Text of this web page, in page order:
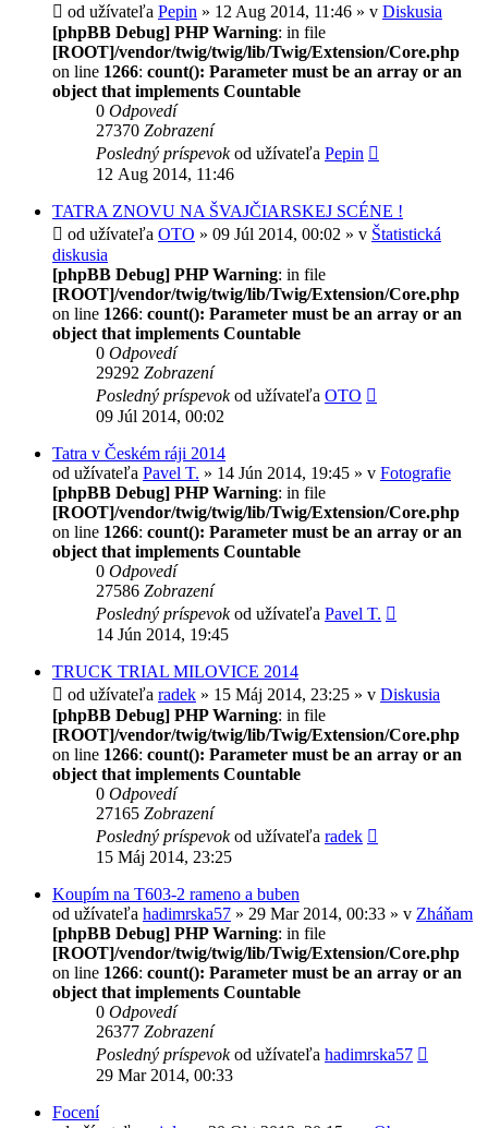
od užívateľa Pepin » 12 Aug 2014, 11:46 » v Diskusia
[phpBB Debug] PHP Warning: in file
[ROOT]/vendor/twig/twig/lib/Twig/Extension/Core.php
on line 1266: count(): Parameter must be an array or an
object that implements Countable
0 Odpovedí
27370 Zobrazení
Posledný príspevokod užívateľa Pepin
12 Aug 2014, 11:46
TATRA ZNOVU NA ŠVAJČIARSKEJ SCÉNE !
od užívateľa OTO » 09 Júl 2014, 00:02 » v Štatistická
diskusia
[phpBB Debug] PHP Warning: in file
[ROOT]/vendor/twig/twig/lib/Twig/Extension/Core.php
on line 1266: count(): Parameter must be an array or an
object that implements Countable
0 Odpovedí
29292 Zobrazení
Posledný príspevokod užívateľa OTO
09 Júl 2014, 00:02
Tatra v Českém ráji 2014
od užívateľa Pavel T. » 14 Jún 2014, 19:45 » v Fotografie
[phpBB Debug] PHP Warning: in file
[ROOT]/vendor/twig/twig/lib/Twig/Extension/Core.php
on line 1266: count(): Parameter must be an array or an
object that implements Countable
0 Odpovedí
27586 Zobrazení
Posledný príspevokod užívateľa Pavel T.
14 Jún 2014, 19:45
TRUCK TRIAL MILOVICE 2014
od užívateľa radek » 15 Máj 2014, 23:25 » v Diskusia
[phpBB Debug] PHP Warning: in file
[ROOT]/vendor/twig/twig/lib/Twig/Extension/Core.php
on line 1266: count(): Parameter must be an array or an
object that implements Countable
0 Odpovedí
27165 Zobrazení
Posledný príspevokod užívateľa radek
15 Máj 2014, 23:25
Koupím na T603-2 rameno a buben
od užívateľa hadimrska57 » 29 Mar 2014, 00:33 » v Zháňam
[phpBB Debug] PHP Warning: in file
[ROOT]/vendor/twig/twig/lib/Twig/Extension/Core.php
on line 1266: count(): Parameter must be an array or an
object that implements Countable
0 Odpovedí
26377 Zobrazení
Posledný príspevokod užívateľa hadimrska57
29 Mar 2014, 00:33
Focení